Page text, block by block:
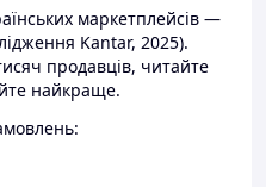
маркетплейсів —
Kantar, 2025).
продавців, читайте
найкраще.